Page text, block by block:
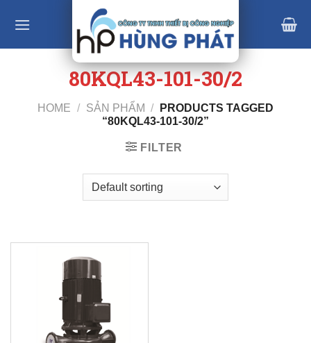
80KQL43-101-30/2
HOME / SẢN PHẨM /
PRODUCTS TAGGED
“80KQL43-101-30/2”
FILTER